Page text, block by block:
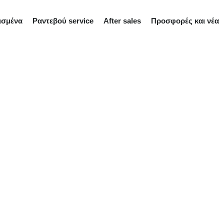
Προσφορές και νέα
After sales
Ραντεβού service